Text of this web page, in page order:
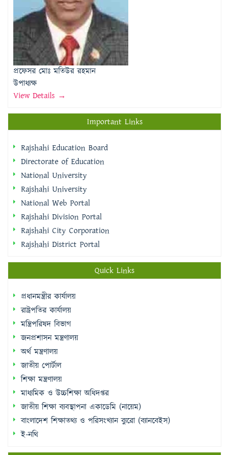
প্রফেসর মোঃ মতিউর রহমান
উপাধ্যক্ষ
View Details →
Rajshahi Education Board
Directorate of Education
Rajshahi University
National Web Portal
Rajshahi Division Portal
Rajshahi City Corporation
Rajshahi District Portal
Quick Links
প্রধানমন্ত্রীর কার্যালয়
জনপ্রশাসন মন্ত্রণালয়
অর্থ মন্ত্রণালয়
জাতীয় পোর্টাল
শিক্ষা মন্ত্রণালয়
মাধ্যমিক ও উচ্চশিক্ষা অধিদপ্তর
জাতীয় শিক্ষা ব্যবস্থাপনা একাডেমি (নায়েম)
বাংলাদেশ শিক্ষাতথ্য ও পরিসংখ্যান ব্যুরো (ব্যানবেইস)
ই-নথি
Sidebar Menu
Student Log in